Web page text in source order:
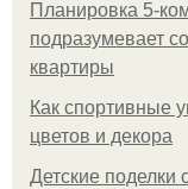
Планировка 5-
подразумевает
квартиры
Как спортивные
цветов и декора
Детские поделки